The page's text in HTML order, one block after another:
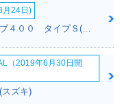
月24日)
スカイさん:スカイウェイブ４００ タイプＳ(スズキ)
（2019年6月30日開
ズキ)